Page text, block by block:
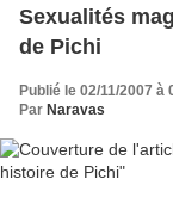
Sexualités
de Pichi
Publié le 02/11/2007 à
Par Naravas